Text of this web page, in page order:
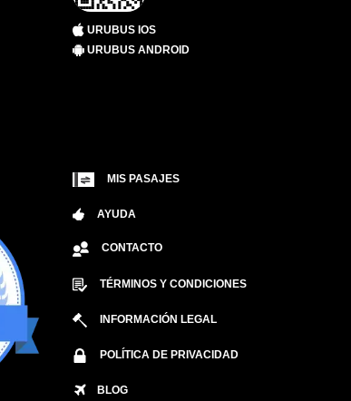
URUBUS IOS
URUBUS ANDROID
MIS PASAJES
AYUDA
CONTACTO
TÉRMINOS Y CONDICIONES
INFORMACIÓN LEGAL
POLÍTICA DE PRIVACIDAD
BLOG